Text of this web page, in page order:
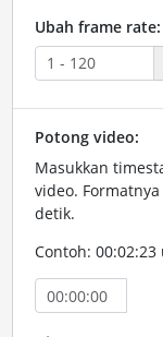
Ubah frame rate:
Potong video:
Masukkan
video. Formatnya
detik.
Contoh: